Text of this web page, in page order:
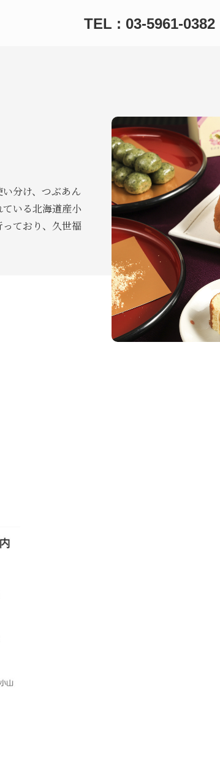
TEL : 03-5961-0382
分け、つぶあん
いる北海道産小
ており、久世福